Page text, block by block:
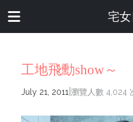
宅
工地飛勳show～
July 21, 2011 瀏覽人數 4,024